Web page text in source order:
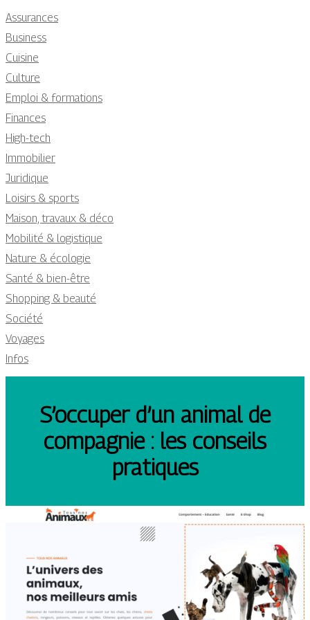
Assurances
Business
Cuisine
Culture
Emploi & formations
Finances
High-tech
Immobilier
Juridique
Loisirs & sports
Maison, travaux & déco
Mobilité & logistique
Nature & écologie
Santé & bien-être
Shopping & beauté
Société
Voyages
Infos
S’occuper d’un animal de
compagnie : les conseils
pratiques